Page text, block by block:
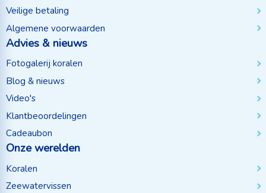
Veilige betaling
Algemene voorwaarden
Advies & nieuws
Fotogalerij koralen
Blog & nieuws
Video's
Klantbeoordelingen
Cadeaubon
Onze werelden
Koralen
Zeewatervissen